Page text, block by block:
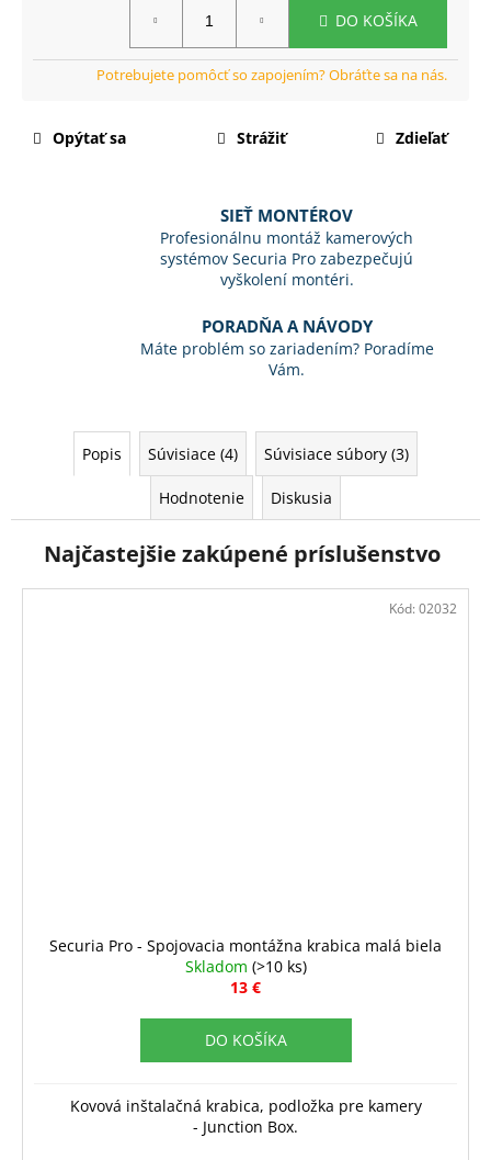
DO KOŠÍKA
Opýtať sa Strážiť Zdieľať
SIEŤ MONTÉROV
Profesionálnu montáž kamerových
systémov Securia Pro zabezpečujú
vyškolení montéri.
PORADŇA A NÁVODY
Máte problém so zariadením? Poradíme
Vám.
Popis Súvisiace (4) Súvisiace súbory (3)
Hodnotenie Diskusia
Najčastejšie zakúpené príslušenstvo
Securia Pro - Spojovacia montážna krabica malá biela
Skladom (>10 ks)
13 €
DO KOŠÍKA
Kovová inštalačná krabica, podložka pre kamery
- Junction Box.
Kód: 02032